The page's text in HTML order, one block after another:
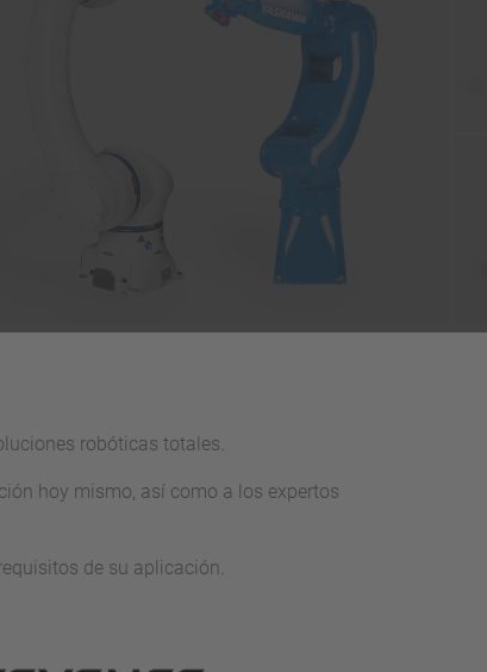
robóticas totales.
hoy mismo, así como a los expertos
de su aplicación.